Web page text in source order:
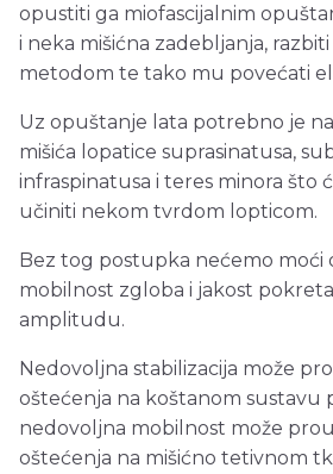
opustiti ga miofascijalnim
i neka mišićna zadebljanja,
metodom te tako mu povećati
Uz opuštanje lata potrebno je
mišića lopatice suprasinatusa,
infraspinatusa i teres minora što
učiniti nekom tvrdom lopticom.
Bez tog postupka nećemo moći
mobilnost zgloba i jakost
amplitudu.
Nedovoljna stabilizacija može
oštećenja na koštanom sustavu
nedovoljna mobilnost može
oštećenja na mišićno tetivnom